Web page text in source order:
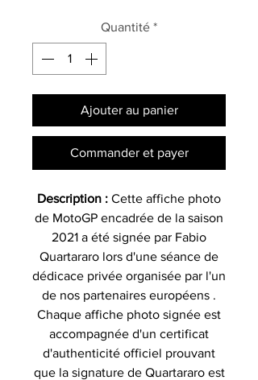
Quantité *
Ajouter au panier
Commander et payer
Description : Cette affiche photo
de MotoGP encadrée de la saison
2021 a été signée par Fabio
Quartararo lors d'une séance de
dédicace privée organisée par l'un
de nos partenaires européens .
Chaque affiche photo signée est
accompagnée d'un certificat
d'authenticité officiel prouvant
que la signature de Quartararo est